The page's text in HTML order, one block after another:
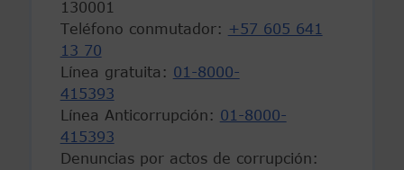
130001
Teléfono conmutador: +57 605 641
13 70
Línea gratuita: 01-8000-
415393
Línea Anticorrupción: 01-8000-
415393
Denuncias por actos de corrupción: